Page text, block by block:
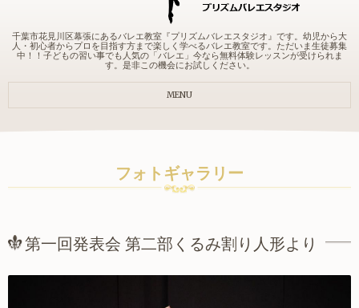
千葉市花見川区幕張にあるバレエ教室『プリズムバレエスタジオ』です。幼児から大
人・初心者からプロを目指す方まで楽しく学べるバレエ教室です。ただいま生徒募集
中！！子どもの習い事でも人気の「バレエ」今なら無料体験レッスンが受けられま
す。是非この機会にお試しください。
MENU
フォトギャラリー
第一回発表会 第二部くるみ割り人形より